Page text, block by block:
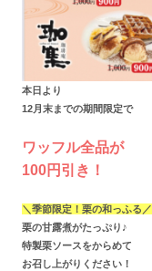
本日より
12月末までの期間限定で
ワッフル全品が
100円引き！
＼季節限定！栗の和っふる／
栗の甘露煮がたっぷり♪
特製栗ソースをからめて
お召し上がりください！